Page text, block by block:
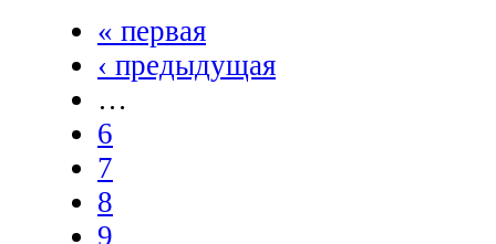
« первая
‹ предыдущая
…
6
7
8
9